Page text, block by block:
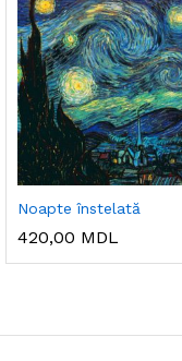
Noapte înstelată
420,00 MDL